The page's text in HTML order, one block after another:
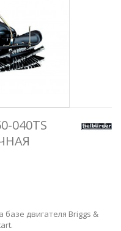
040TS
базе двигателя Briggs &